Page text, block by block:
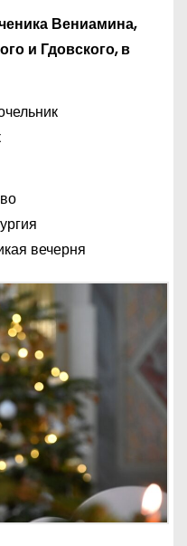
Вениамина,
и Гдовского, в
вечерня